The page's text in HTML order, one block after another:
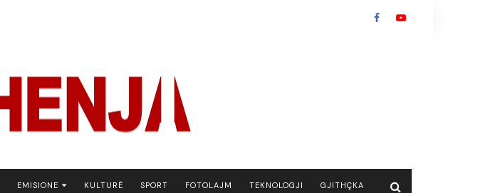
EMISIONE KULTURË SPORT FOTOLAJM TEKNOLOGJI GJITHÇKA